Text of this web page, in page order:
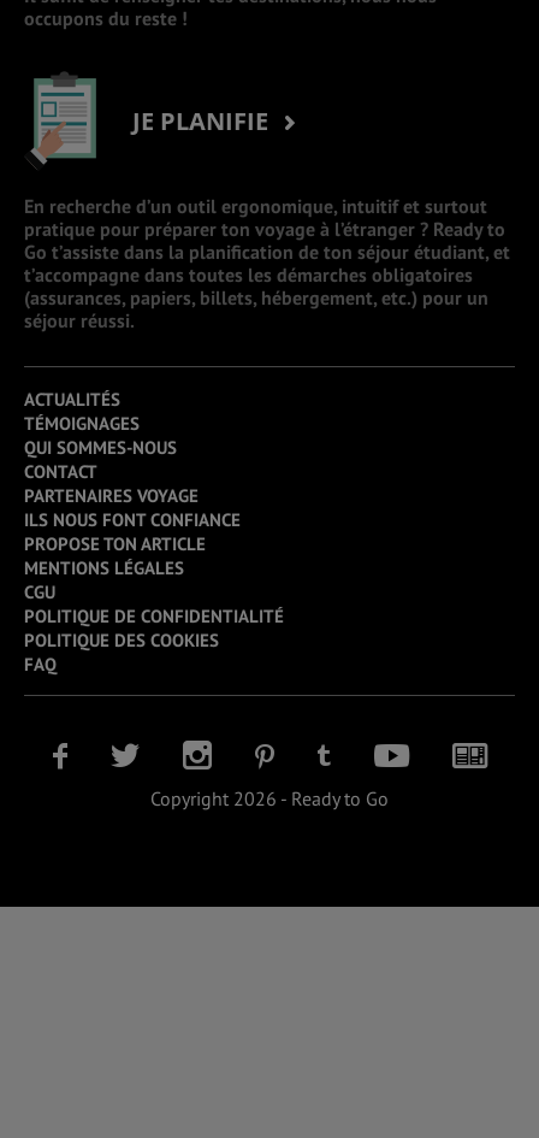
occupons du reste !
JE PLANIFIE
En recherche d’un outil ergonomique, intuitif et surtout
pratique pour préparer ton voyage à l’étranger ? Ready to
Go t’assiste dans la planification de ton séjour étudiant, et
t’accompagne dans toutes les démarches obligatoires
(assurances, papiers, billets, hébergement, etc.) pour un
séjour réussi.
ACTUALITÉS
TÉMOIGNAGES
QUI SOMMES-NOUS
CONTACT
PARTENAIRES VOYAGE
ILS NOUS FONT CONFIANCE
PROPOSE TON ARTICLE
MENTIONS LÉGALES
CGU
POLITIQUE DE CONFIDENTIALITÉ
POLITIQUE DES COOKIES
FAQ
Copyright 2026 - Ready to Go